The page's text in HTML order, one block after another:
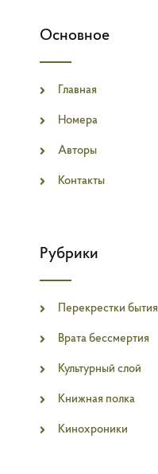
Основное
Главная
Номера
Авторы
Контакты
Рубрики
Перекрестки бытия
Врата бессмертия
Культурный слой
Книжная полка
Кинохроники